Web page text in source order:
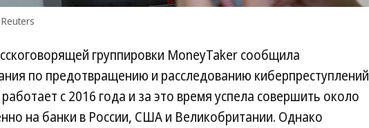
группировки MoneyTaker сообщила
по предотвращению и расследованию киберпреступлений
с 2016 года и за это время успела совершить около
на банки в России, США и Великобритании. Однако